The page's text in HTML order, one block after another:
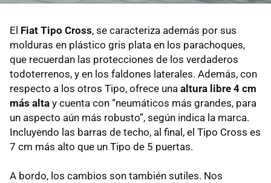
El Fiat Tipo Cross, se caracteriza además por sus
molduras en plástico gris plata en los parachoques,
que recuerdan las protecciones de los verdaderos
todoterrenos, y en los faldones laterales. Además, con
respecto a los otros Tipo, ofrece una altura libre 4 cm
más alta y cuenta con “neumáticos más grandes, para
un aspecto aún más robusto”, según indica la marca.
Incluyendo las barras de techo, al final, el Tipo Cross es
7 cm más alto que un Tipo de 5 puertas.
A bordo, los cambios son también sutiles. Nos